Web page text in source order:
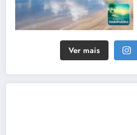
Ver mais